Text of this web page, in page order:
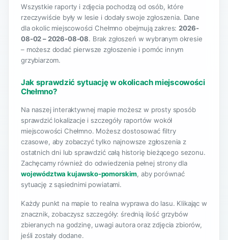
Wszystkie raporty i zdjęcia pochodzą od osób, które
rzeczywiście były w lesie i dodały swoje zgłoszenia. Dane
dla okolic miejscowości Chełmno obejmują zakres: 2026-
08-02 – 2026-08-08. Brak zgłoszeń w wybranym okresie
– możesz dodać pierwsze zgłoszenie i pomóc innym
grzybiarzom.
Jak sprawdzić sytuację w okolicach miejscowości
Chełmno?
Na naszej interaktywnej mapie możesz w prosty sposób
sprawdzić lokalizacje i szczegóły raportów wokół
miejscowości Chełmno. Możesz dostosować filtry
czasowe, aby zobaczyć tylko najnowsze zgłoszenia z
ostatnich dni lub sprawdzić całą historię bieżącego sezonu.
Zachęcamy również do odwiedzenia pełnej strony dla
województwa kujawsko-pomorskim, aby porównać
sytuację z sąsiednimi powiatami.
Każdy punkt na mapie to realna wyprawa do lasu. Klikając w
znacznik, zobaczysz szczegóły: średnią ilość grzybów
zbieranych na godzinę, uwagi autora oraz zdjęcia zbiorów,
jeśli zostały dodane.